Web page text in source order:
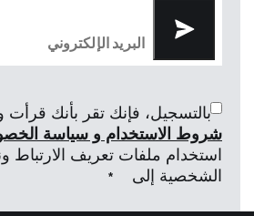
بالتسجيل، فإنك تقر بأنك
شروط الاستخدام و سياسة
استخدام ملفات تعريف الارتباط
الشخصية إلى
*